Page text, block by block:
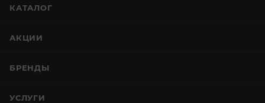
КАТАЛОГ
АКЦИИ
БРЕНДЫ
УСЛУГИ